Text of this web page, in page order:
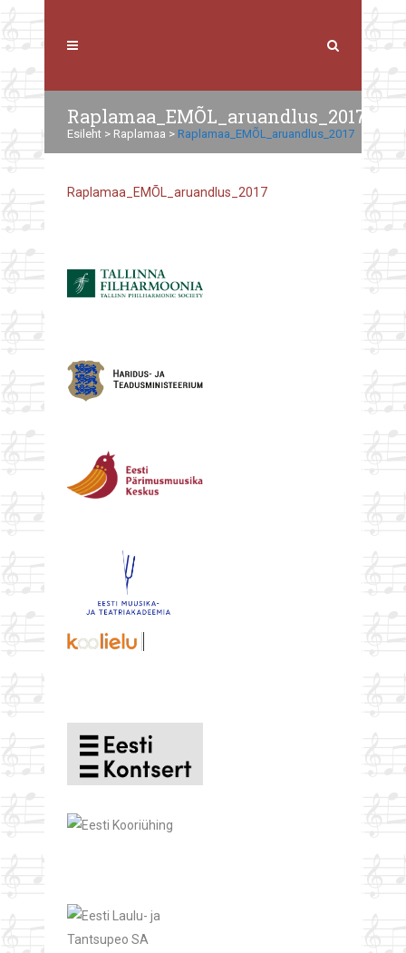
Raplamaa_EMÕL_aruandlus_2017
Esileht > Raplamaa > Raplamaa_EMÕL_aruandlus_2017
Raplamaa_EMÕL_aruandlus_2017